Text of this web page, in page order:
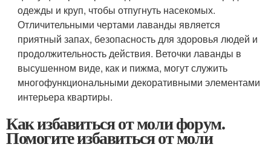
одежды и круп, чтобы отпугнуть насекомых.
Отличительными чертами лаванды является
приятный запах, безопасность для здоровья людей и
продолжительность действия. Веточки лаванды в
высушенном виде, как и пижма, могут служить
многофункциональными декоративными элементами
интерьера квартиры.
Как избавиться от моли форум.
Помогите избавиться от моли